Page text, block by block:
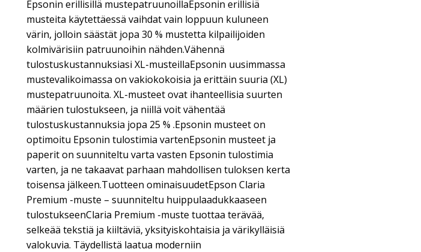
Epsonin erillisillä mustepatruunoillaEpsonin erillisiä
musteita käytettäessä vaihdat vain loppuun kuluneen
värin, jolloin säästät jopa 30 % mustetta kilpailijoiden
kolmivärisiin patruunoihin nähden.Vähennä
tulostuskustannuksiasi XL-musteillaEpsonin uusimmassa
mustevalikoimassa on vakiokokoisia ja erittäin suuria (XL)
mustepatruunoita. XL-musteet ovat ihanteellisia suurten
määrien tulostukseen, ja niillä voit vähentää
tulostuskustannuksia jopa 25 % .Epsonin musteet on
optimoitu Epsonin tulostimia vartenEpsonin musteet ja
paperit on suunniteltu varta vasten Epsonin tulostimia
varten, ja ne takaavat parhaan mahdollisen tuloksen kerta
toisensa jälkeen.Tuotteen ominaisuudetEpson Claria
Premium -muste – suunniteltu huippulaadukkaaseen
tulostukseenClaria Premium -muste tuottaa terävää,
selkeää tekstiä ja kiiltäviä, yksityiskohtaisia ja värikylläisiä
valokuvia. Täydellistä laatua moderniin